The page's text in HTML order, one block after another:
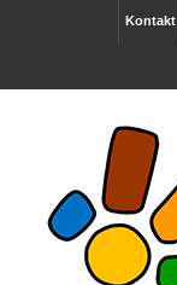
Kontakt